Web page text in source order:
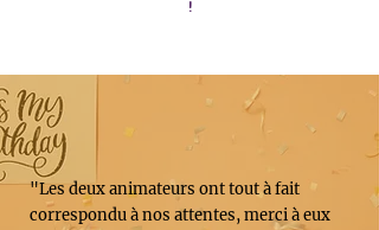
!
"Les deux animateurs ont tout à fait
correspondu à nos attentes, merci à eux